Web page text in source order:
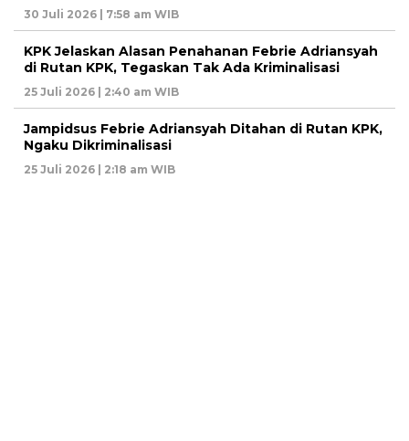
30 Juli 2026 | 7:58 am WIB
KPK Jelaskan Alasan Penahanan Febrie Adriansyah
di Rutan KPK, Tegaskan Tak Ada Kriminalisasi
25 Juli 2026 | 2:40 am WIB
Jampidsus Febrie Adriansyah Ditahan di Rutan KPK,
Ngaku Dikriminalisasi
25 Juli 2026 | 2:18 am WIB